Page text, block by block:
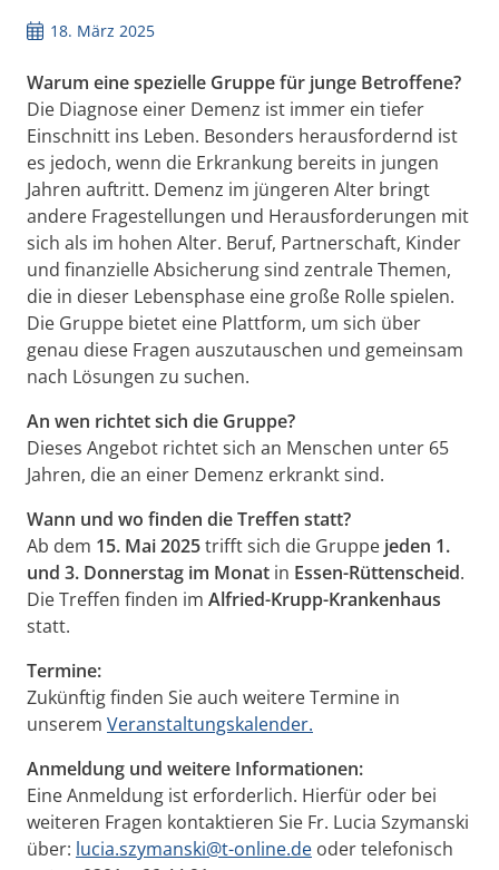
18. März 2025
Warum eine spezielle Gruppe für junge Betroffene?
Die Diagnose einer Demenz ist immer ein tiefer
Einschnitt ins Leben. Besonders herausfordernd ist
es jedoch, wenn die Erkrankung bereits in jungen
Jahren auftritt. Demenz im jüngeren Alter bringt
andere Fragestellungen und Herausforderungen mit
sich als im hohen Alter. Beruf, Partnerschaft, Kinder
und finanzielle Absicherung sind zentrale Themen,
die in dieser Lebensphase eine große Rolle spielen.
Die Gruppe bietet eine Plattform, um sich über
genau diese Fragen auszutauschen und gemeinsam
nach Lösungen zu suchen.
An wen richtet sich die Gruppe?
Dieses Angebot richtet sich an Menschen unter 65
Jahren, die an einer Demenz erkrankt sind.
Wann und wo finden die Treffen statt?
Ab dem 15. Mai 2025trifft sich die Gruppe jeden 1.
und 3. Donnerstag im Monat in Essen-Rüttenscheid.
Die Treffen finden im Alfried-Krupp-Krankenhaus
statt.
Termine:
Zukünftig finden Sie auch weitere Termine in
unserem Veranstaltungskalender.
Anmeldung und weitere Informationen:
Eine Anmeldung ist erforderlich. Hierfür oder bei
weiteren Fragen kontaktieren Sie Fr. Lucia Szymanski
über: lucia.szymanski@t-online.de oder telefonisch